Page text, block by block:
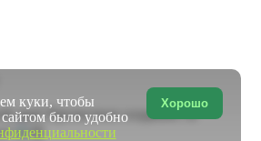
дня! Прелестное создание! И
👏
Хорошо
куки, чтобы
сайтом было удобно